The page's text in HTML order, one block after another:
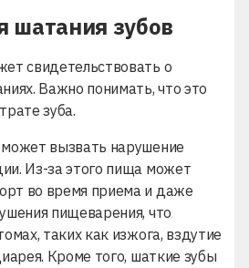
шатания зубов
свидетельствовать о
Важно понимать, что это
зуба.
вызвать нарушение
Из-за этого пища может
во время приема и даже
пищеварения, что
таких как изжога, вздутие
Кроме того, шаткие зубы